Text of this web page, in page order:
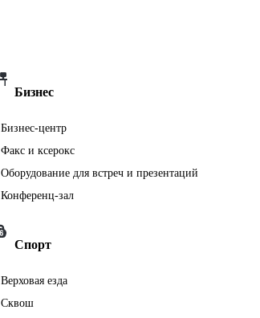
Бизнес
Бизнес-центр
Факс и ксерокс
Оборудование для встреч и презентаций
Конференц-зал
Спорт
Верховая езда
Сквош